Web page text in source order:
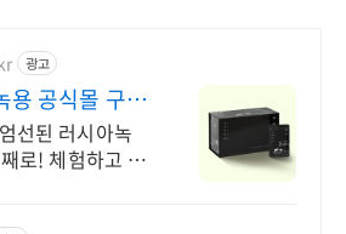
광고
용 공식몰 구전
선된 러시아녹
로! 체험하고 결